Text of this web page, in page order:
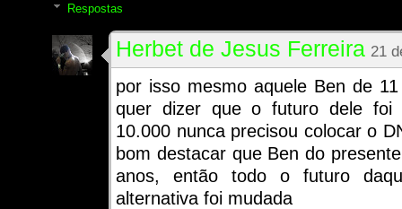
Respostas
Herbet de Jesus Ferreira 21
por isso mesmo aquele Ben de
quer dizer que o futuro dele foi
10.000 nunca precisou colocar o
bom destacar que Ben do
anos, então todo o futuro
alternativa foi mudada